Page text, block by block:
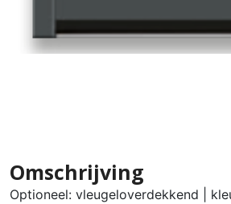
Omschrijving
Optioneel: vleugeloverdekkend |